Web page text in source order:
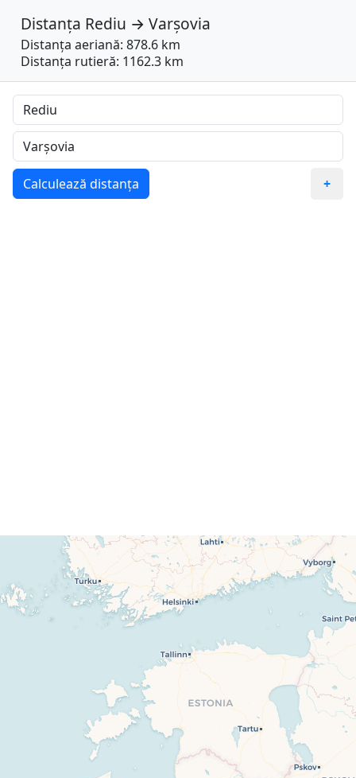
Distanța Rediu → Varşovia
Distanța aeriană: 878.6 km
Distanța rutieră: 1162.3 km
Calculează distanța +